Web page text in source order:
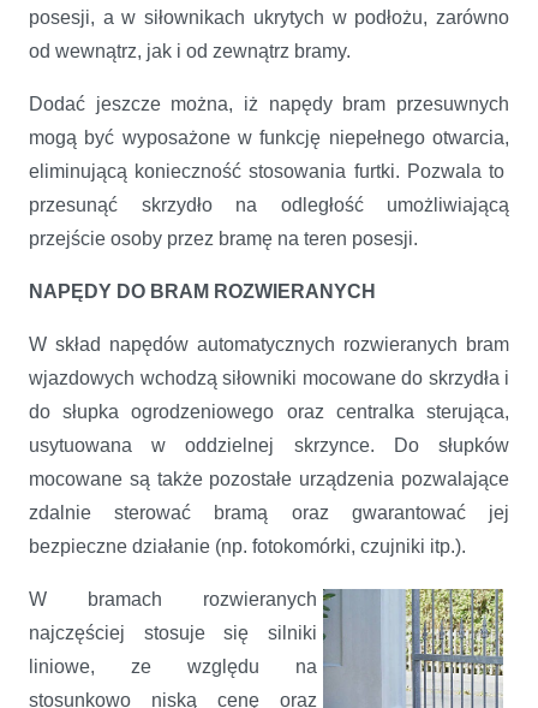
posesji, a w siłownikach ukrytych w podłożu, zarówno
od wewnątrz, jak i od zewnątrz bramy.
Dodać jeszcze można, iż napędy bram przesuwnych
mogą być wyposażone w funkcję niepełnego otwarcia,
eliminującą konieczność stosowania furtki. Pozwala to
przesunąć skrzydło na odległość umożliwiającą
przejście osoby przez bramę na teren posesji.
NAPĘDY DO BRAM ROZWIERANYCH
W skład napędów automatycznych rozwieranych bram
wjazdowych wchodzą siłowniki mocowane do skrzydła i
do słupka ogrodzeniowego oraz centralka sterująca,
usytuowana w oddzielnej skrzynce. Do słupków
mocowane są także pozostałe urządzenia pozwalające
zdalnie sterować bramą oraz gwarantować jej
bezpieczne działanie (np. fotokomórki, czujniki itp.).
W bramach rozwieranych
najczęściej stosuje się silniki
liniowe, ze względu na
stosunkowo niską cenę oraz